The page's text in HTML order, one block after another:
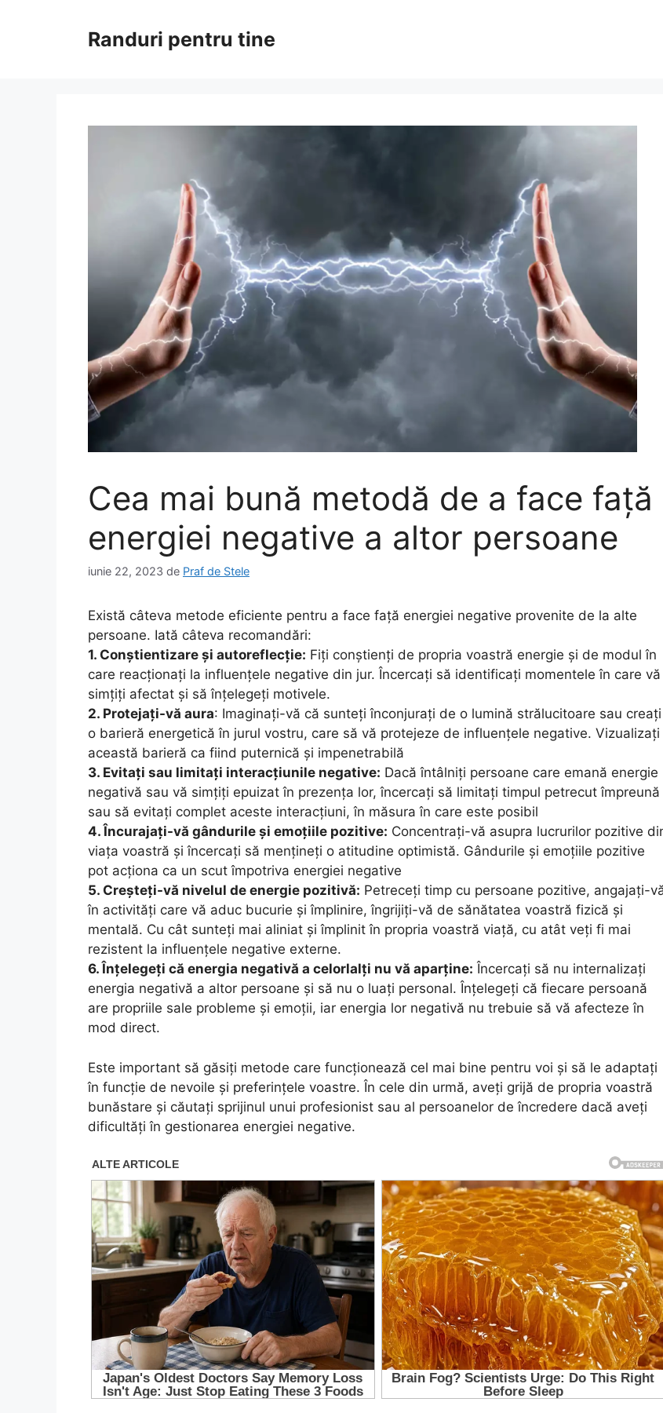
Randuri pentru tine
Cea mai bună metodă de a face față
energiei negative a altor persoane
iunie 22, 2023 de Praf de Stele
Există câteva metode eficiente pentru a face față energiei negative provenite de la alte
persoane. Iată câteva recomandări:
1. Conștientizare și autoreflecție: Fiți conștienți de propria voastră energie și de modul în
care reacționați la influențele negative din jur. Încercați să identificați momentele în care vă
simțiți afectat și să înțelegeți motivele.
2. Protejați-vă aura: Imaginați-vă că sunteți înconjurați de o lumină strălucitoare sau creați
o barieră energetică în jurul vostru, care să vă protejeze de influențele negative. Vizualizați
această barieră ca fiind puternică și impenetrabilă
3. Evitați sau limitați interacțiunile negative: Dacă întâlniți persoane care emană energie
negativă sau vă simțiți epuizat în prezența lor, încercați să limitați timpul petrecut împreună
sau să evitați complet aceste interacțiuni, în măsura în care este posibil
4. Încurajați-vă gândurile și emoțiile pozitive: Concentrați-vă asupra lucrurilor pozitive
viața voastră și încercați să mențineți o atitudine optimistă. Gândurile și emoțiile pozitive
pot acționa ca un scut împotriva energiei negative
5. Creșteți-vă nivelul de energie pozitivă: Petreceți timp cu persoane pozitive, angajați-
în activități care vă aduc bucurie și împlinire, îngrijiți-vă de sănătatea voastră fizică și
mentală. Cu cât sunteți mai aliniat și împlinit în propria voastră viață, cu atât veți fi mai
rezistent la influențele negative externe.
6. Înțelegeți că energia negativă a celorlalți nu vă aparține: Încercați să nu internalizați
energia negativă a altor persoane și să nu o luați personal. Înțelegeți că fiecare persoană
are propriile sale probleme și emoții, iar energia lor negativă nu trebuie să vă afecteze în
mod direct.
Este important să găsiți metode care funcționează cel mai bine pentru voi și să le adaptați
în funcție de nevoile și preferințele voastre. În cele din urmă, aveți grijă de propria voastră
bunăstare și căutați sprijinul unui profesionist sau al persoanelor de încredere dacă aveți
dificultăți în gestionarea energiei negative.